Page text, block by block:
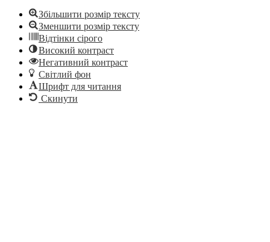
Збільшити розмір тексту
Зменшити розмір тексту
Відтінки сірого
Високий контраст
Негативний контраст
Світлий фон
Шрифт для читання
Скинути